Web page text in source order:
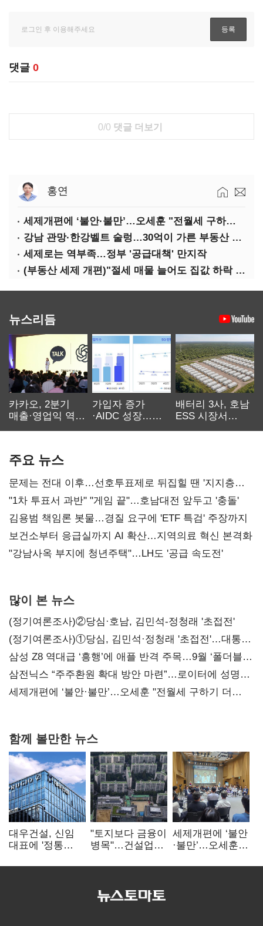
댓글 0
0/0 댓글 더보기
홍연
세제개편에 ‘불안·불만’…오세훈 "전월세 구하기 더 힘들어질 것"
강남 관망·한강벨트 술렁…30억이 가른 부동산 민심
세제로는 역부족…정부 '공급대책' 만지작
(부동산 세제 개편)"절세 매물 늘어도 집값 하락 제한적"…전세난·양극화 심화 우려
뉴스리듬
카카오, 2분기
매출·영업익 역대
가입자 증가
·AIDC 성장…
배터리 3사, 호남
ESS 시장서
주요 뉴스
문제는 전대 이후…선호투표제로 뒤집힐 땐 '지지층
불복'
"1차 투표서 과반" "게임 끝"…호남대전 앞두고 '충돌'
김용범 책임론 봇물…경질 요구에 'ETF 특검' 주장까지
보건소부터 응급실까지 AI 확산…지역의료 혁신 본격화
"강남사옥 부지에 청년주택"…LH도 '공급 속도전'
많이 본 뉴스
(정기여론조사)②당심·호남, 김민석-정청래 '초접전'
(정기여론조사)①당심, 김민석·정청래 '초접전'…대통령
지지도 '50% 아래로'(종합)
삼성 Z8 역대급 ‘흥행’에 애플 반격 주목…9월 ‘폴더블
대전’
삼전닉스 “주주환원 확대 방안 마련”…로이터에 성명
보내
세제개편에 ‘불안·불만’…오세훈 "전월세 구하기 더
함께 볼만한 뉴스
대우건설, 신임
대표에 '정통
부사장 내정
"토지보다 금융이
병목"…건설업계,
해소 목소리
세제개편에 ‘불안
·불만’…오세훈
더 힘들어질 것"